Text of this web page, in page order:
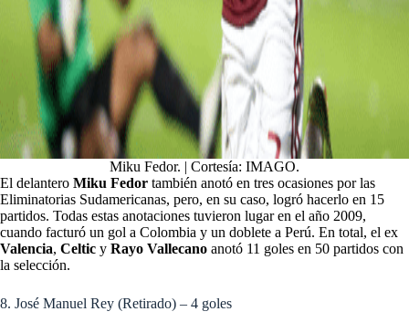
Miku Fedor. | Cortesía: IMAGO.
El delantero Miku Fedor también anotó en tres ocasiones por las
Eliminatorias Sudamericanas, pero, en su caso, logró hacerlo en 15
partidos. Todas estas anotaciones tuvieron lugar en el año 2009,
cuando facturó un gol a Colombia y un doblete a Perú. En total, el ex
Valencia, Celtic y Rayo Vallecano anotó 11 goles en 50 partidos con
la selección.
8. José Manuel Rey (Retirado) – 4 goles